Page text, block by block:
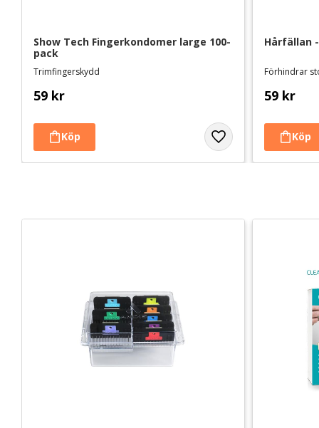
Show Tech Fingerkondomer large 100-
pack
Trimfingerskydd
59 kr
Hårfällan
Förhindrar
59 kr